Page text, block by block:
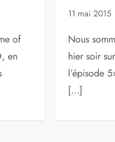
of
en
11 mai 2015
Nous
hier soir
l’épisode
[…]